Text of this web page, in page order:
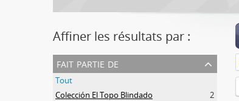
Affiner les résultats par :
fait partie de
Tout
Colección El Topo Blindado
2